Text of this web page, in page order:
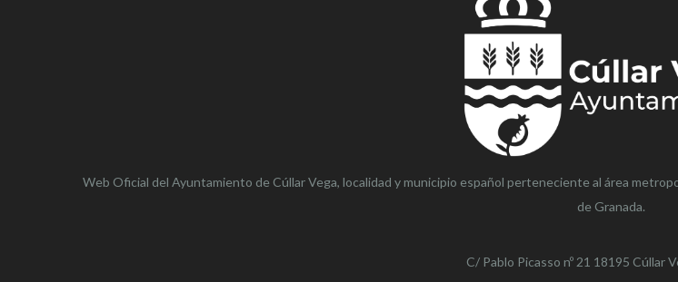
Web Oficial del Ayuntamiento de Cúllar Vega, localidad y municipio español perteneciente al área
de Granada.
C/ Pablo Picasso nº 21 18195 Cúllar